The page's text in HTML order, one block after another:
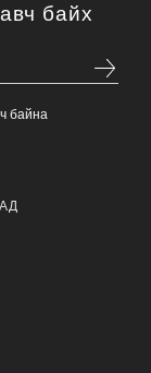
байх
байна